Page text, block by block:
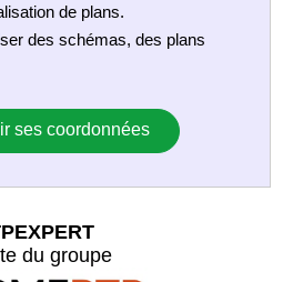
de plans.
des schémas, des plans
ses coordonnées
du groupe